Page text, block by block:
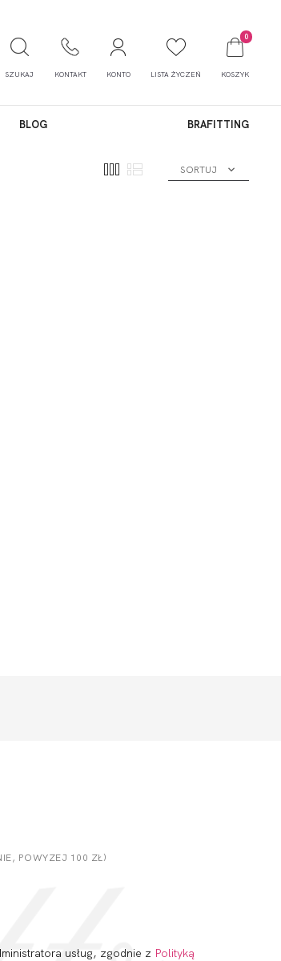
SZUKAJ KONTAKT KONTO LISTA ŻYCZEŃ
0
KOSZYK
BLOG BRAFITTING
SORTUJ
POWYZEJ 100 ZŁ)
usług, zgodnie z Polityką